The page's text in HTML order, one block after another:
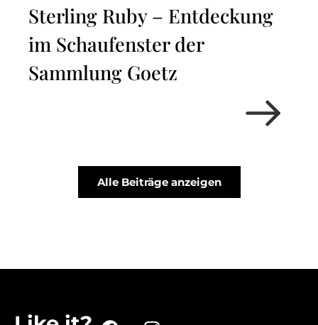
Sterling Ruby – Entdeckung
im Schaufenster der
Sammlung Goetz
Alle Beiträge anzeigen